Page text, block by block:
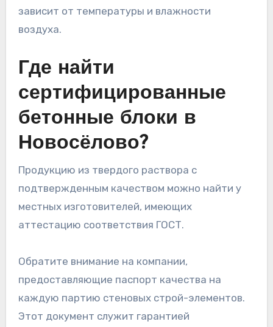
зависит от температуры и влажности
воздуха.
Где найти
сертифицированные
бетонные блоки в
Новосёлово?
Продукцию из твердого раствора с
подтвержденным качеством можно найти у
местных изготовителей, имеющих
аттестацию соответствия ГОСТ.
Обратите внимание на компании,
предоставляющие паспорт качества на
каждую партию стеновых строй-элементов.
Этот документ служит гарантией